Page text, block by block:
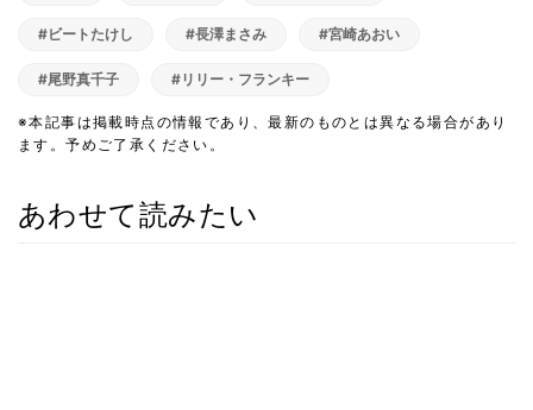
#ビートたけし #長澤まさみ #宮崎あおい
#尾野真千子 #リリー・フランキー
※本記事は掲載時点の情報であり、最新のものとは異なる場合があり
ます。予めご了承ください。
あわせて読みたい